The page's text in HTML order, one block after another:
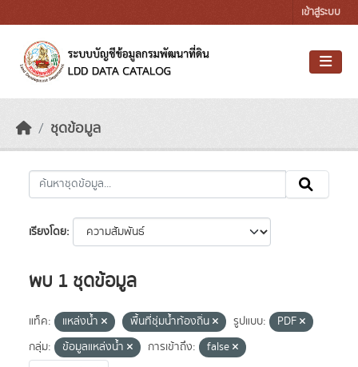
เข้าสู่ระบบ
ชุดข้อมูล
เรียงโดย
พบ 1 ชุดข้อมูล
แท็ค: แหล่งน้ำ พื้นที่ชุ่มน้ำท้องถิ่น รูปแบบ:
PDF
กลุ่ม:
ข้อมูลแหล่งน้ำ การเข้าถึง:
false